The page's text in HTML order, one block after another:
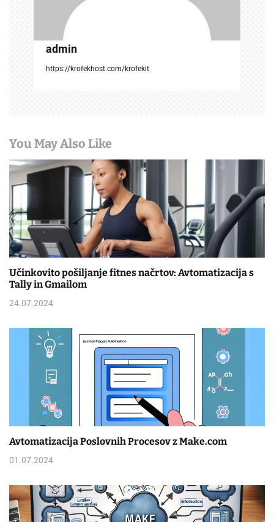
admin
https://krofekhost.com/krofekit
You May Also Like
Učinkovito pošiljanje fitnes načrtov: Avtomatizacija s
Tally in Gmailom
24.07.2024
Avtomatizacija Poslovnih Procesov z Make.com
01.07.2024